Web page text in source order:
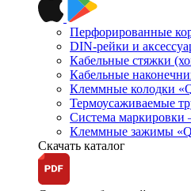
Перфорированные
DIN-рейки и
Кабельные стяжки
Кабельные
Клеммные колодки
Термоусаживаемые
Система
Клеммные зажимы
Скачать каталог